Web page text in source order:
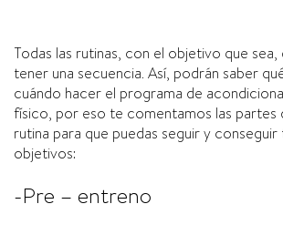
Todas las rutinas, con el objetivo que sea,
tener una secuencia. Así, podrán saber
cuándo hacer el programa de
físico, por eso te comentamos las partes
rutina para que puedas seguir y conseguir
objetivos:
-Pre – entreno